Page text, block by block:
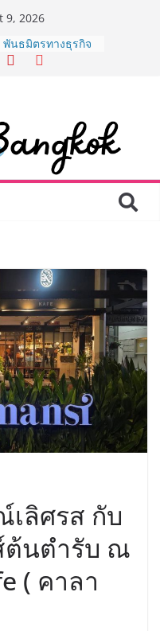
9, 2026
งนักธุรกิจทั่ว
ญ่แห่งปี พบ CEO
อยอดเสิร์ฟความ
นาน “ข้าวหน้าไก่
น่านฟ้า
กรรมเจรจาธุรกิจ
2026” ยก
ลด์ข้ามประเทศ
เฮเลนา
School เผยวิสัย
รับอนาคต “เราไม่
งเพื่อก้าวเข้าสู่
ต่ยังเตรียมพวก
หนดอนาคต”
เลิศรส กับ
ต้นตำรับ ณ
( คาลา